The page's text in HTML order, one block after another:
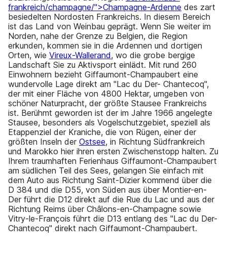
frankreich/champagne/">Champagne-Ardenne des zart
besiedelten Nordosten Frankreichs. In diesem Bereich
ist das Land von Weinbau geprägt. Wenn Sie weiter im
Norden, nahe der Grenze zu Belgien, die Region
erkunden, kommen sie in die Ardennen und dortigen
Orten, wie Vireux-Wallerand, wo die grobe bergige
Landschaft Sie zu Aktivsport einlädt. Mit rund 260
Einwohnern bezieht Giffaumont-Champaubert eine
wundervolle Lage direkt am "Lac du Der- Chantecoq",
der mit einer Fläche von 4800 Hektar, umgeben von
schöner Naturpracht, der größte Stausee Frankreichs
ist. Berühmt geworden ist der im Jahre 1966 angelegte
Stausee, besonders als Vogelschutzgebiet, speziell als
Etappenziel der Kraniche, die von Rügen, einer der
größten Inseln der Ostsee, in Richtung Südfrankreich
und Marokko hier ihren ersten Zwischenstopp halten. Zu
Ihrem traumhaften Ferienhaus Giffaumont-Champaubert
am südlichen Teil des Sees, gelangen Sie einfach mit
dem Auto aus Richtung Saint-Dizier kommend über die
D 384 und die D55, von Süden aus über Montier-en-
Der führt die D12 direkt auf die Rue du Lac und aus der
Richtung Reims über Châlons-en-Champagne sowie
Vitry-le-François führt die D13 entlang des "Lac du Der-
Chantecoq" direkt nach Giffaumont-Champaubert.